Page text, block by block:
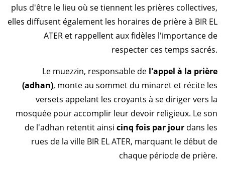
plus d'être le lieu où se tiennent les prières collectives,
elles diffusent également les horaires de prière à BIR EL
ATER et rappellent aux fidèles l'importance de
respecter ces temps sacrés.
Le muezzin, responsable de l'appel à la prière
(adhan), monte au sommet du minaret et récite les
versets appelant les croyants à se diriger vers la
mosquée pour accomplir leur devoir religieux. Le son
de l'adhan retentit ainsi cinq fois par jour dans les
rues de la ville BIR EL ATER, marquant le début de
chaque période de prière.